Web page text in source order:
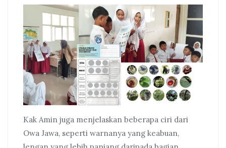
Kak Amin juga menjelaskan beberapa ciri dari
Owa Jawa, seperti warnanya yang keabuan,